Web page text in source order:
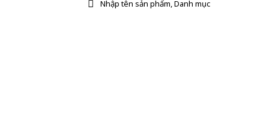
Nhập tên sản phẩm, Danh mục